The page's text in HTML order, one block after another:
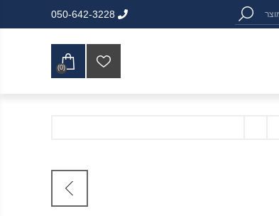
050-642-3228
(0)